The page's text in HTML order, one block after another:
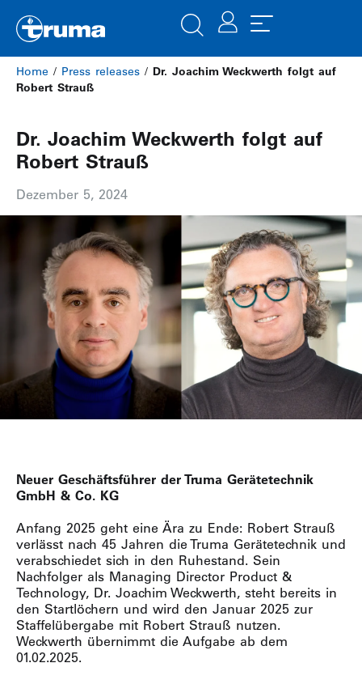
Home / Press releases / Dr. Joachim Weckwerth folgt auf
Robert Strauß
Dr. Joachim Weckwerth folgt auf
Robert Strauß
Dezember 5, 2024
Neuer Geschäftsführer der Truma Gerätetechnik
GmbH & Co. KG
Anfang 2025 geht eine Ära zu Ende: Robert Strauß
verlässt nach 45 Jahren die Truma Gerätetechnik und
verabschiedet sich in den Ruhestand. Sein
Nachfolger als Managing Director Product &
Technology, Dr. Joachim Weckwerth, steht bereits in
den Startlöchern und wird den Januar 2025 zur
Staffelübergabe mit Robert Strauß nutzen.
Weckwerth übernimmt die Aufgabe ab dem
01.02.2025.